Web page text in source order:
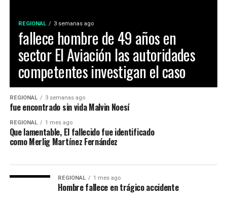
REGIONAL 3 semanas ago
fallece hombre de 49 años en
sector El Aviación las autoridades
competentes investigan el caso
REGIONAL 3 semanas ago
fue encontrado sin vida Malvin Noesí
REGIONAL 1 mes ago
Que lamentable, El fallecido fue identificado
como Merlig Martínez Fernández
REGIONAL 1 mes ago
Hombre fallece en trágico accidente